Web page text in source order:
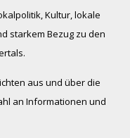
Kultur, lokale
starkem Bezug zu den
aus und über die
an Informationen und